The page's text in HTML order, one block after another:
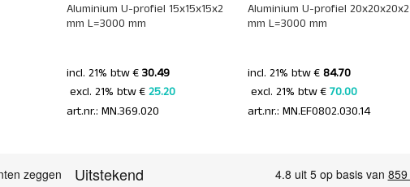
Aluminium U-profiel 15x15x15x2
mm L=3000 mm
incl. 21% btw €30.49
excl. 21% btw € 25.20
art.nr.: MN.369.020
Aluminium U-profiel 20x20x20x2
mm L=3000 mm
incl. 21% btw € 84.70
excl. 21% btw € 70.00
art.nr.: MN.EF0802.030.14